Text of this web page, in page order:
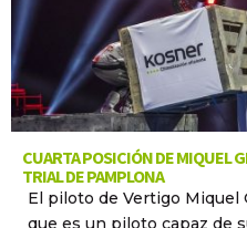
CUARTA POSICIÓN DE MIQUEL
TRIAL DE PAMPLONA
El piloto de Vertigo Miquel